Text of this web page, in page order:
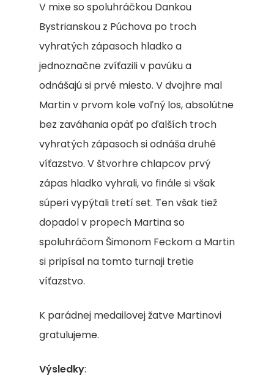
V mixe so spoluhráčkou Dankou
Bystrianskou z Púchova po troch
vyhratých zápasoch hladko a
jednoznačne zvíťazili v pavúku a
odnášajú si prvé miesto. V dvojhre mal
Martin v prvom kole voľný los, absolútne
bez zaváhania opäť po ďalších troch
vyhratých zápasoch si odnáša druhé
víťazstvo. V štvorhre chlapcov prvý
zápas hladko vyhrali, vo finále si však
súperi vypýtali tretí set. Ten však tiež
dopadol v propech Martina so
spoluhráčom Šimonom Feckom a Martin
si pripísal na tomto turnaji tretie
víťazstvo.
K parádnej medailovej žatve Martinovi
gratulujeme.
Výsledky:
Domov
Bedminton
Tréningy